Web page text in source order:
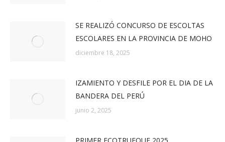
SE REALIZÓ CONCURSO DE ESCOLTAS
ESCOLARES EN LA PROVINCIA DE MOHO
diciembre 18, 2025
IZAMIENTO Y DESFILE POR EL DIA DE LA
BANDERA DEL PERÚ
junio 2, 2025